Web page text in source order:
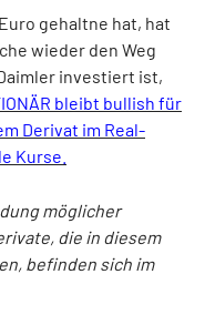
gehaltne hat, hat
wieder den Weg
investiert ist,
bleibt bullish für
Derivat im Real-
Kurse.
möglicher
die in diesem
befinden sich im